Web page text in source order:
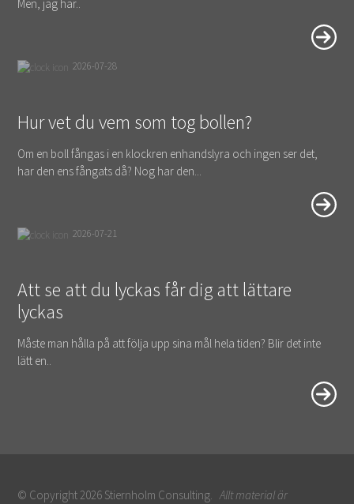
Men, jag har..
2026-07-28
Hur vet du vem som tog bollen?
Om en boll fångas i en klockren enhandslyra och ingen ser det,
har den ens fångats då? Nog har den...
2026-07-21
Att se att du lyckas får dig att lättare
lyckas
Måste man hålla på att följa upp sina mål hela tiden? Blir det inte
lätt en..
© Copyright 2026 Stiernholm Consulting.Allt material är